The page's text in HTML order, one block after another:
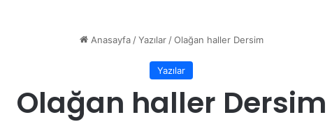
Anasayfa / Yazılar / Olağan haller Dersim
Yazılar
Olağan haller Dersim